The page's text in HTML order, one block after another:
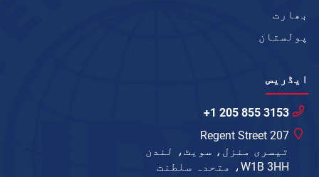
بھارت
پولستان
ایڈریس
+1 205 855 3153
207 Regent Street
تیسری منزل، سویٹ، لندن
W1B 3HH، متحدہ سلطنت